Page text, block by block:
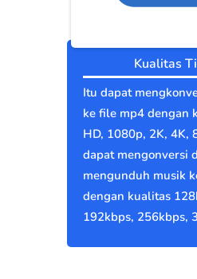
Kualitas
Itu dapat
ke file mp4 dengan
HD, 1080p, 2K, 4K,
dapat mengonversi
mengunduh musik
dengan kualitas
192kbps, 256kbps,